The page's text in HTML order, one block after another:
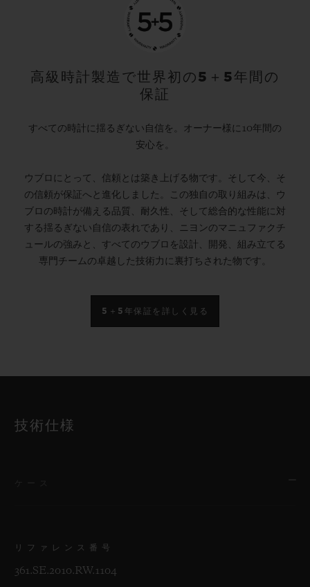
高級時計製造で世界初の5＋5年間の
保証
すべての時計に揺るぎない自信を。オーナー様に10年間の
安心を。
ウブロにとって、信頼とは築き上げる物です。そして今、そ
の信頼が保証へと進化しました。この独自の取り組みは、ウ
ブロの時計が備える品質、耐久性、そして総合的な性能に対
する揺るぎない自信の表れであり、ニヨンのマニュファクチ
ュールの強みと、すべてのウブロを設計、開発、組み立てる
専門チームの卓越した技術力に裏打ちされた物です。
5＋5年保証を詳しく見る
技術仕様
リファレンス番号
361.SE.2010.RW.1104